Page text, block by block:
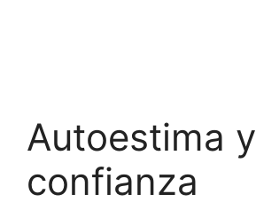
Autoestima y
confianza